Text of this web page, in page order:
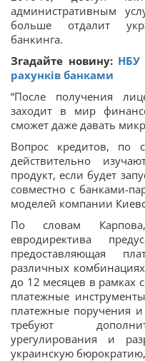
административным
больше отдалит
банкинга.
Згадайте новину: НБУ
рахунків банками
“После получения
заходит в мир
сможет даже давать
Вопрос кредитов, по
действительно
продукт, если будет
совместно с банками-
моделей компании
По словам
евродиректива
предоставляющая
различных
до 12 месяцев в рамках
платежные
платежные поручения
требуют
урегулирования и
украинскую